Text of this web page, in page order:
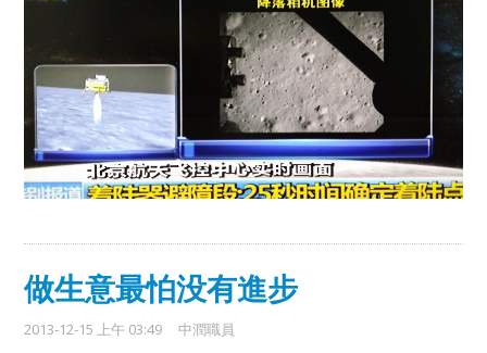
做生意最怕没有進步
2013-12-15 上午 03:49 中潤職員